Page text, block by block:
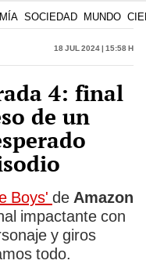
SOCIEDAD MUNDO
18 Jul 2024 | 15:58 h
4: final
de un
Boys' de Amazon
impactante con
y giros
todo.